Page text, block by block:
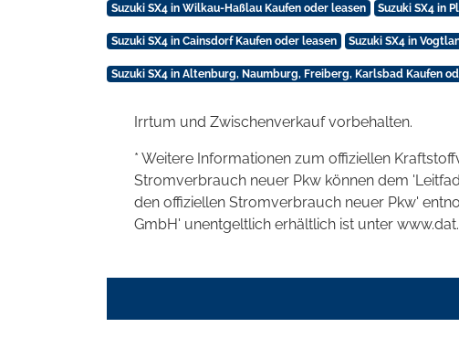
Suzuki SX4 in Wilkau-Haßlau Kaufen oder leasen Suzuki SX4 in
Suzuki SX4 in Cainsdorf Kaufen oder leasen Suzuki SX4 in
Suzuki SX4 in Altenburg, Naumburg, Freiberg, Karlsbad Kaufen
Irrtum und Zwischenverkauf vorbehalten.
* Weitere Informationen zum offiziellen
Stromverbrauch neuer Pkw können dem
den offiziellen Stromverbrauch neuer Pkw'
GmbH' unentgeltlich erhältlich ist unter